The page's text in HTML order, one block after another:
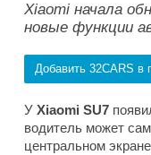
Xiaomi начала
новые функции
Добавить 32CARS в
У Xiaomi SU7
водитель может
центральном